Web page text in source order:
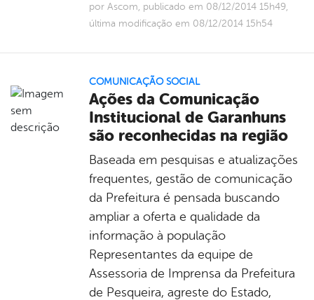
por Ascom, publicado em 08/12/2014 15h49,
última modificação em 08/12/2014 15h54
COMUNICAÇÃO SOCIAL
Ações da Comunicação
Institucional de Garanhuns
são reconhecidas na região
Baseada em pesquisas e atualizações
frequentes, gestão de comunicação
da Prefeitura é pensada buscando
ampliar a oferta e qualidade da
informação à população
Representantes da equipe de
Assessoria de Imprensa da Prefeitura
de Pesqueira, agreste do Estado,